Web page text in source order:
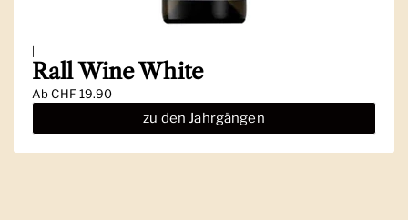
Rall Wine White
AbCHF 19.90
zu den Jahrgängen